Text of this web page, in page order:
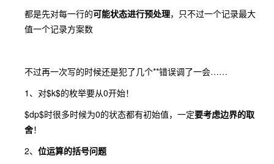
都是先对每一行的可能状态进行预处理，只不过一个记录最大
值一个记录方案数
不过再一次写的时候还是犯了几个**错误调了一会……
1、对$k$的枚举要从0开始！
$dp$时很多时候为0的状态都有初始值，一定要考虑边界的取
舍！
2、 位运算的括号问题